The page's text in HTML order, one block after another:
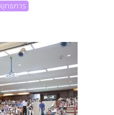
ยุทธการ